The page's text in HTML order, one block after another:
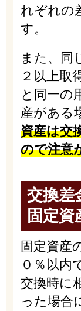
れぞれの
す。
また、同
２以上取
と同一の
産がある
資産は交
ので注意
交換差
固定
固定資産
０％以内
交換時に
った場合